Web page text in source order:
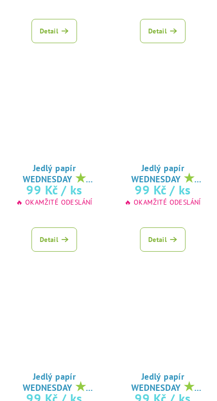
Detail Detail
Jedlý papír
WEDNESDAY ★
oblíbený tisk na
jedlý papír
99 Kč / ks
🔥 OKAMŽITÉ ODESLÁNÍ
Detail
Jedlý papír
WEDNESDAY ★
oblíbený tisk na
jedlý papír
99 Kč / ks
🔥 OKAMŽITÉ ODESLÁNÍ
Detail
Jedlý papír
WEDNESDAY ★
oblíbený tisk na
Jedlý papír
WEDNESDAY ★
oblíbený tisk na